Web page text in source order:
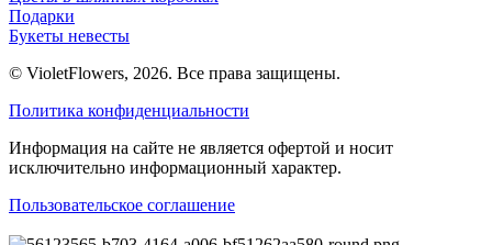
Подарки
Букеты невесты
© VioletFlowers, 2026. Все права защищены.
Политика конфиденциальности
Информация на сайте не является офертой и носит
исключительно информационный характер.
Пользовательское соглашение